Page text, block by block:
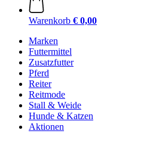
Warenkorb € 0,00
Marken
Futtermittel
Zusatzfutter
Pferd
Reiter
Reitmode
Stall & Weide
Hunde & Katzen
Aktionen